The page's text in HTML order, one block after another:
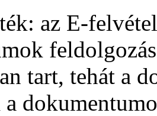
az E-
tart, tehát a